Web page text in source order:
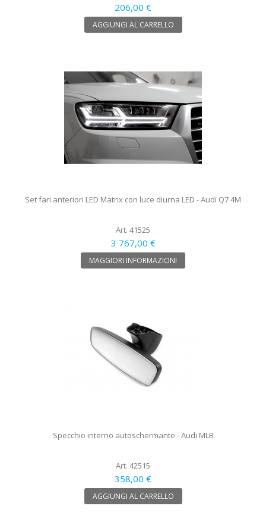
206,00 €
AGGIUNGI AL CARRELLO
Set fari anteriori LED Matrix con luce diurna LED - Audi Q7 4M
Art. 41525
3 767,00 €
MAGGIORI INFORMAZIONI
Specchio interno autoschermante - Audi MLB
Art. 42515
358,00 €
AGGIUNGI AL CARRELLO